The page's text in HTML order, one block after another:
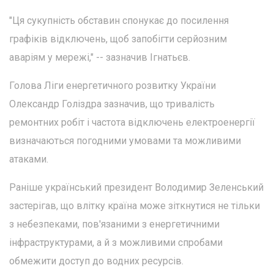
"Ця сукупність обставин спонукає до посилення
графіків відключень, щоб запобігти серйозним
аваріям у мережі," -- зазначив Ігнатьєв.
Голова Ліги енергетичного розвитку України
Олександр Голіздра зазначив, що тривалість
ремонтних робіт і частота відключень електроенергії
визначаються погодними умовами та можливими
атаками.
Раніше український президент Володимир Зеленський
застерігав, що влітку країна може зіткнутися не тільки
з небезпеками, пов'язаними з енергетичними
інфраструктурами, а й з можливими спробами
обмежити доступ до водних ресурсів.